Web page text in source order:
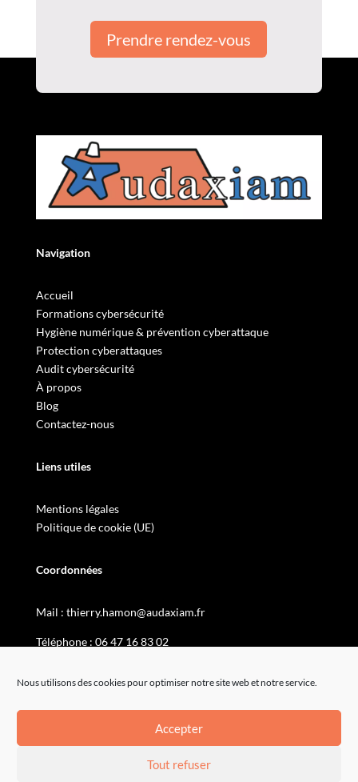
Nous utilisons des cookies pour optimiser notre site web et notre service.
Accepter
Tout refuser
Prendre rendez-vous
Navigation
Accueil
Formations cybersécurité
Hygiène numérique & prévention cyberattaque
Protection cyberattaques
Audit cybersécurité
À propos
Blog
Contactez-nous
Liens utiles
Mentions légales
Politique de cookie (UE)
Coordonnées
Mail : thierry.hamon@audaxiam.fr
Téléphone : 06 47 16 83 02